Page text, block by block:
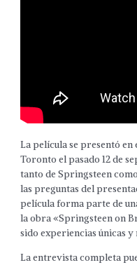
La película se presentó
Toronto el pasado 12 de
tanto de Springsteen
las preguntas del
película forma parte de
la obra «Springsteen on
sido experiencias únicas
La entrevista completa